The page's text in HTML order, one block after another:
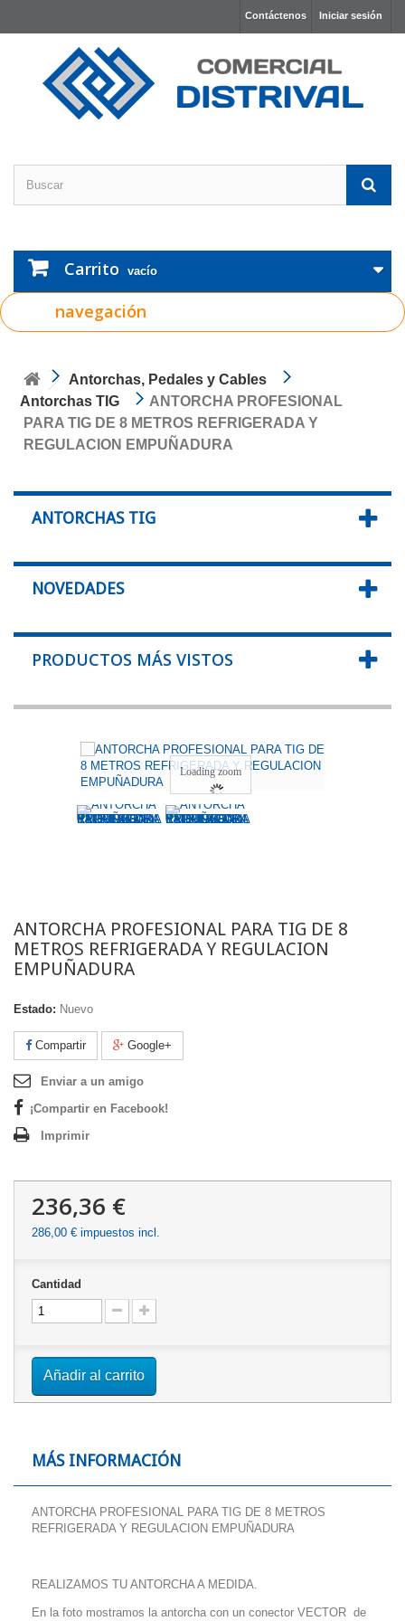
Iniciar sesión
Contáctenos
Carrito vacío
navegación
Antorchas, Pedales y Cables
Antorchas TIG
ANTORCHA PROFESIONAL
PARA TIG DE 8 METROS REFRIGERADA Y
REGULACION EMPUÑADURA
ANTORCHAS TIG
NOVEDADES
PRODUCTOS MÁS VISTOS
Loading zoom
ANTORCHA PROFESIONAL PARA TIG DE 8
METROS REFRIGERADA Y REGULACION
EMPUÑADURA
Estado: Nuevo
Compartir Google+
Enviar a un amigo
¡Compartir en Facebook!
Imprimir
236,36 €
286,00 € impuestos incl.
Cantidad
Añadir al carrito
MÁS INFORMACIÓN
ANTORCHA PROFESIONAL PARA TIG DE 8 METROS
REFRIGERADA Y REGULACION EMPUÑADURA
REALIZAMOS TU ANTORCHA A MEDIDA.
En la foto mostramos la antorcha con un conector VECTOR de